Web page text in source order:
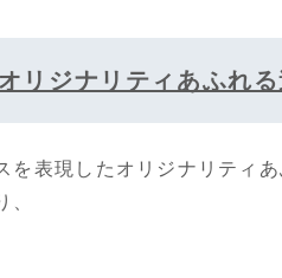
リジナリティあふれる
を表現したオリジナリティ
、